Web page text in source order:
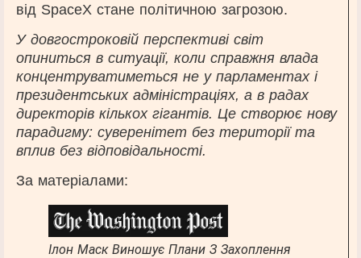
від SpaceX стане політичною загрозою.
У довгостроковій перспективі світ
опиниться в ситуації, коли справжня влада
концентруватиметься не у парламентах і
президентських адміністраціях, а в радах
директорів кількох гігантів. Це створює нову
парадигму: суверенітет без території та
вплив без відповідальності.
За матеріалами:
Ілон Маск Виношує Плани З Захоплення